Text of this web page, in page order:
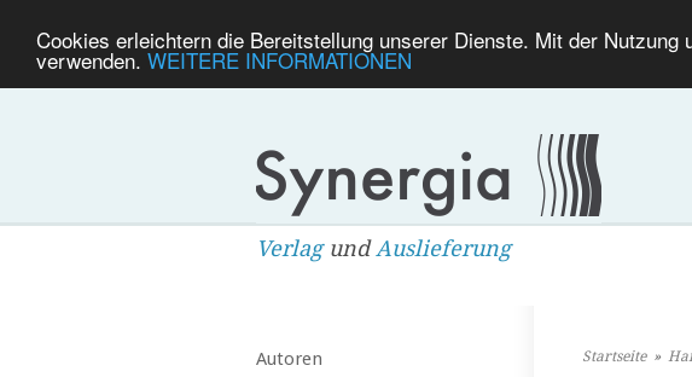
Cookies erleichtern die Bereitstellung unserer Dienste. Mit der
verwenden. WEITERE INFORMATIONEN
VerlagundAuslieferung
Autoren Startseite»